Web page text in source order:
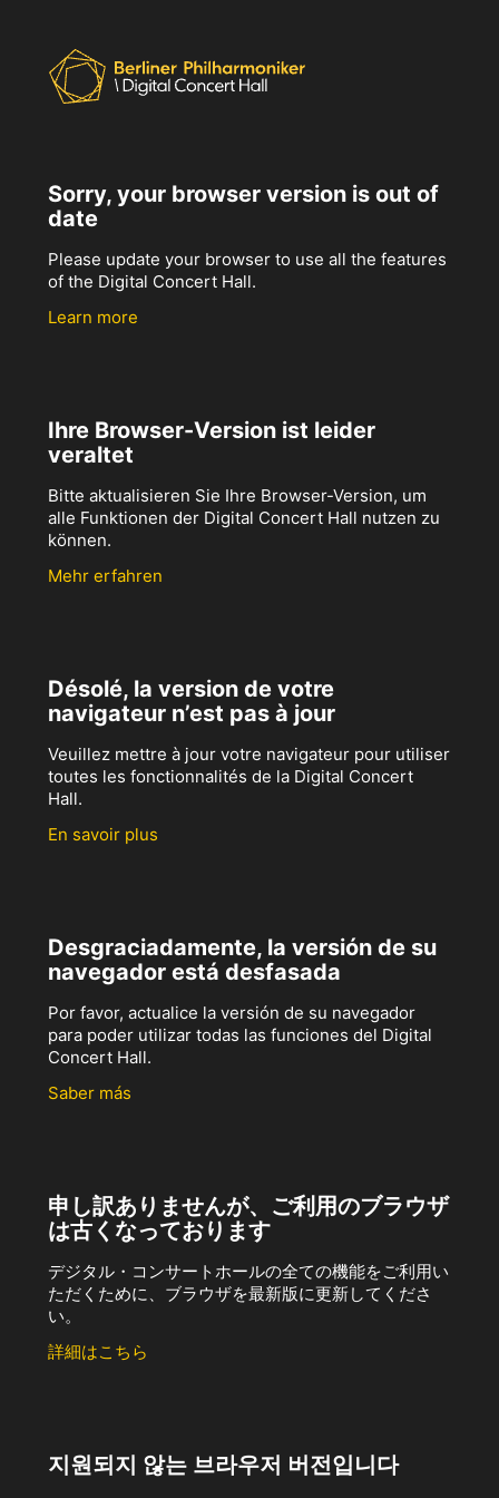
Sorry, your browser version is out of
date
Please update your browser to use all the features
of the Digital Concert Hall.
Learn more
Ihre Browser-Version ist leider
veraltet
Bitte aktualisieren Sie Ihre Browser-Version, um
alle Funktionen der Digital Concert Hall nutzen zu
können.
Mehr erfahren
Désolé, la version de votre
navigateur n’est pas à jour
Veuillez mettre à jour votre navigateur pour utiliser
toutes les fonctionnalités de la Digital Concert
Hall.
En savoir plus
Desgraciadamente, la versión de su
navegador está desfasada
Por favor, actualice la versión de su navegador
para poder utilizar todas las funciones del Digital
Concert Hall.
Saber más
申し訳ありませんが、ご利用のブラウザ
は古くなっております
デジタル・コンサートホールの全ての機能をご利用い
ただくために、ブラウザを最新版に更新してくださ
い。
詳細はこちら
지원되지 않는 브라우저 버전입니다